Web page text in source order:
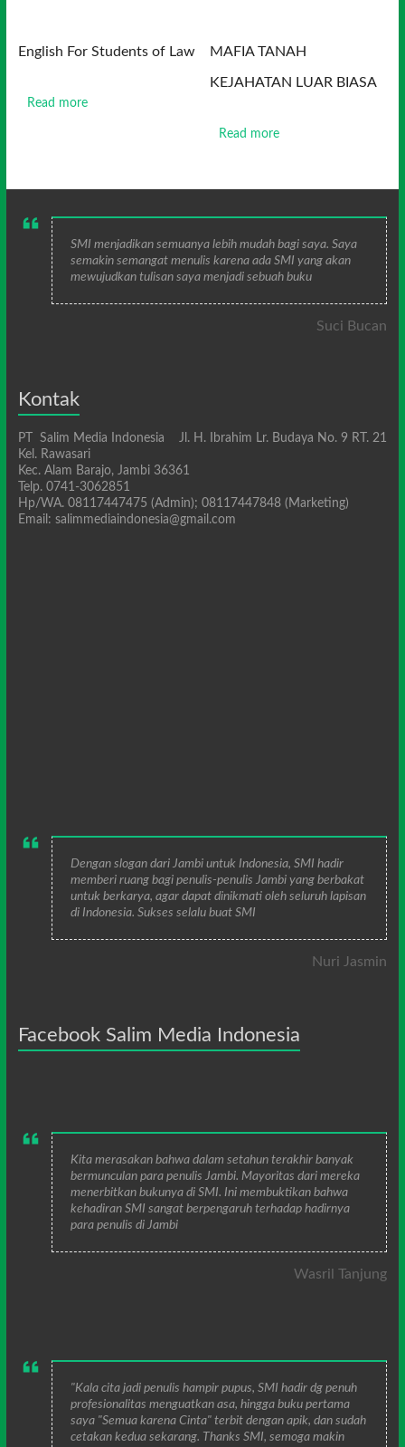
English For Students of Law
Read more
MAFIA TANAH
KEJAHATAN LUAR BIASA
Read more
SMI menjadikan semuanya lebih mudah bagi saya. Saya
semakin semangat menulis karena ada SMI yang akan
mewujudkan tulisan saya menjadi sebuah buku
Suci Bucan
Kontak
PT Salim Media Indonesia Jl. H. Ibrahim Lr. Budaya No. 9 RT. 21
Kel. Rawasari
Kec. Alam Barajo, Jambi 36361
Telp. 0741-3062851
Hp/WA. 08117447475 (Admin); 08117447848 (Marketing)
Email: salimmediaindonesia@gmail.com
Dengan slogan dari Jambi untuk Indonesia, SMI hadir
memberi ruang bagi penulis-penulis Jambi yang berbakat
untuk berkarya, agar dapat dinikmati oleh seluruh lapisan
di Indonesia. Sukses selalu buat SMI
Nuri Jasmin
Facebook Salim Media Indonesia
Kita merasakan bahwa dalam setahun terakhir banyak
bermunculan para penulis Jambi. Mayoritas dari mereka
menerbitkan bukunya di SMI. Ini membuktikan bahwa
kehadiran SMI sangat berpengaruh terhadap hadirnya
para penulis di Jambi
Wasril Tanjung
"Kala cita jadi penulis hampir pupus, SMI hadir dg penuh
profesionalitas menguatkan asa, hingga buku pertama
saya "Semua karena Cinta" terbit dengan apik, dan sudah
cetakan kedua sekarang. Thanks SMI, semoga makin